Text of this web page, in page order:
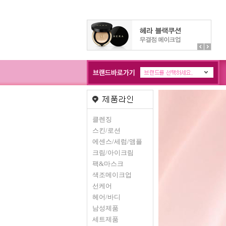
클렌징
스킨/로션
에센스/세럼/앰플
크림/아이크림
팩&마스크
색조메이크업
선케어
헤어/바디
남성제품
세트제품